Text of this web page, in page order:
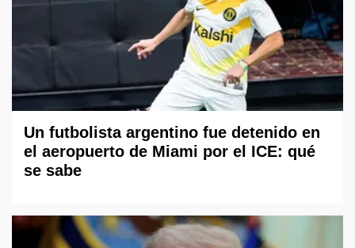
Un futbolista argentino fue detenido en
el aeropuerto de Miami por el ICE: qué
se sabe